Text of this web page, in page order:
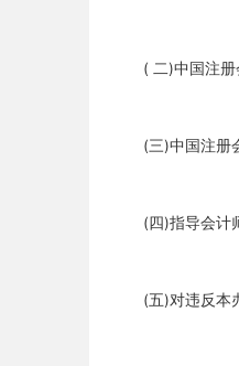
( 二)中国注册会
(三)中国注册会
(四)指导会计师
(五)对违反本办